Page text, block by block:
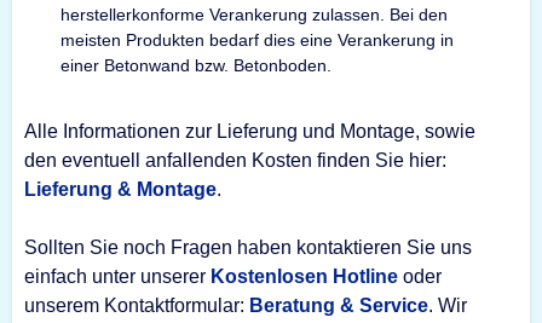
herstellerkonforme Verankerung zulassen. Bei den
meisten Produkten bedarf dies eine Verankerung in
einer Betonwand bzw. Betonboden.
Alle Informationen zur Lieferung und Montage, sowie
den eventuell anfallenden Kosten finden Sie hier:
Lieferung & Montage.
Sollten Sie noch Fragen haben kontaktieren Sie uns
einfach unter unserer Kostenlosen Hotline oder
unserem Kontaktformular: Beratung & Service. Wir